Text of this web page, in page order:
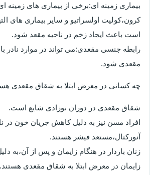
بیماری زمینه ای:برخی از بیماری های زمینه
کرون،کولیت اولسراتیو و سایر بیماری های
است باعث ایجاد زخم در ناحیه مقعد شود.
رابطه جنسی مقعدی:می تواند در موارد نادر
مقعدی شود.
چه کسانی در معرض ابتلا به شقاق مقعدی
شقاق مقعدی در دوران نوزادی شایع است.
افراد مسن نیز به دلیل کاهش جریان خون در
آنورکتال،مستعد فیشر هستند.
زنان باردار در هنگام زایمان و پس از آن،به
زایمان در معرض ابتلا به شقاق مقعدی هستند.